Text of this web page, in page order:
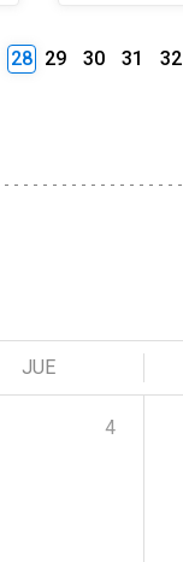
28 29 30 31 32
JUE
4